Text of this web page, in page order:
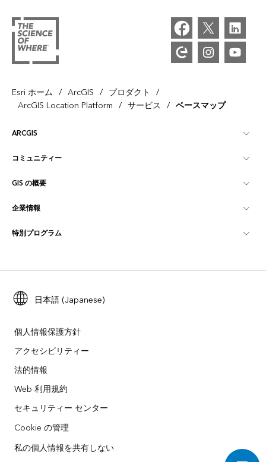
Esri ホーム / ArcGIS / プロダクト /
ArcGIS Location Platform / サービス / ベースマップ
ARCGIS
ArcGIS の概要
マッピング
ArcGIS Online
開発者向けテクノロジー
ArcGIS Location Platform
ArcGIS Architecture Center
コミュニティー
Esri Community
ArcGIS ブログ
ユーザー調査およびテスト
Esri Young Professionals Network
イベント
GIS の概要
GIS とは
ロケーション インテリジェンス
トレーニング
ArcUser
ArcWatch
Esri ビデオ
企業情報
Esri について
採用情報
パートナー
企業行動規範
環境および持続可能性の取り組み
サイトマップ
特別プログラム
ArcGIS for Student Use
災害対応
教育機関
非営利組織
人種的平等
日本語 (Japanese)
個人情報保護方針
アクセシビリティー
法的情報
Web 利用規約
セキュリティー センター
Cookie の管理
私の個人情報を共有しない